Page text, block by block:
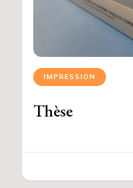
IMPRESSION
Thèse